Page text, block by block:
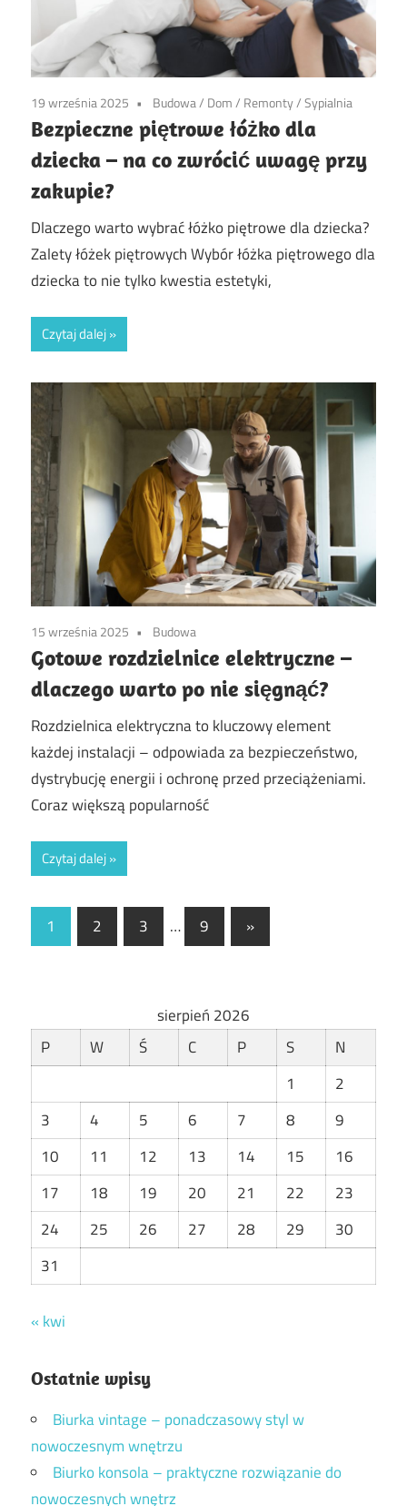
19 września 2025 Budowa/ Dom/ Remonty/Sypialnia
Bezpieczne piętrowe łóżko dla
dziecka – na co zwrócić uwagę przy
zakupie?
Dlaczego warto wybrać łóżko piętrowe dla dziecka?
Zalety łóżek piętrowych Wybór łóżka piętrowego dla
dziecka to nie tylko kwestia estetyki,
Czytaj dalej
15 września 2025 Budowa
Gotowe rozdzielnice elektryczne –
dlaczego warto po nie sięgnąć?
Rozdzielnica elektryczna to kluczowy element
każdej instalacji – odpowiada za bezpieczeństwo,
dystrybucję energii i ochronę przed przeciążeniami.
Coraz większą popularność
Czytaj dalej
Stronicowanie
wpisów
1 2 3 … 9
Next
Posts
»
sierpień 2026
P
W Ś C P S
N
1
2
3
4 5 6 7 8
9
10
11 12 13 14 15
16
17
18 19 20 21 22
23
24
25 26 27 28 29
30
31
« kwi
Ostatnie wpisy
Biurka vintage – ponadczasowy styl w
nowoczesnym wnętrzu
Biurko konsola – praktyczne rozwiązanie do
nowoczesnych wnętrz